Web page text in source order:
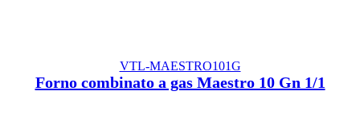
VTL-MAESTRO101G
Forno combinato a gas Maestro 10 Gn 1/1